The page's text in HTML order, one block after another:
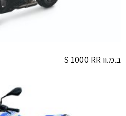
ב.מ.וו S 1000 RR